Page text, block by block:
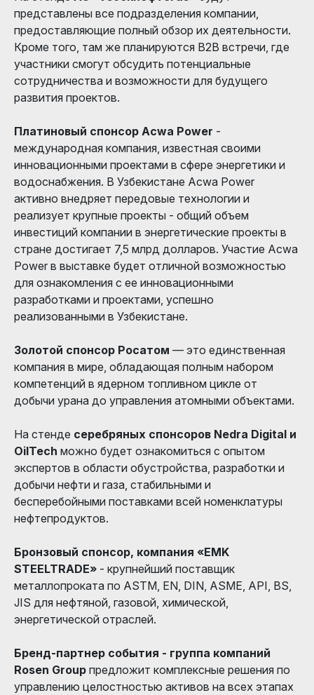
представлены все подразделения компании,
предоставляющие полный обзор их деятельности.
Кроме того, там же планируются B2B встречи, где
участники смогут обсудить потенциальные
сотрудничества и возможности для будущего
развития проектов.
Платиновый спонсор Acwa Power -
международная компания, известная своими
инновационными проектами в сфере энергетики и
водоснабжения. В Узбекистане Acwa Power
активно внедряет передовые технологии и
реализует крупные проекты - общий объем
инвестиций компании в энергетические проекты в
стране достигает 7,5 млрд долларов. Участие Acwa
Power в выставке будет отличной возможностью
для ознакомления с ее инновационными
разработками и проектами, успешно
реализованными в Узбекистане.
Золотой спонсор Росатом — это единственная
компания в мире, обладающая полным набором
компетенций в ядерном топливном цикле от
добычи урана до управления атомными объектами.
На стенде серебряных спонсоров Nedra Digital и
OilTech можно будет ознакомиться с опытом
экспертов в области обустройства, разработки и
добычи нефти и газа, стабильными и
бесперебойными поставками всей номенклатуры
нефтепродуктов.
Бронзовый спонсор, компания «EMK
STEELTRADE» - крупнейший поставщик
металлопроката по ASTM, EN, DIN, ASME, API, BS,
JIS для нефтяной, газовой, химической,
энергетической отраслей.
Бренд-партнер события - группа компаний
Rosen Group предложит комплексные решения по
управлению целостностью активов на всех этапах